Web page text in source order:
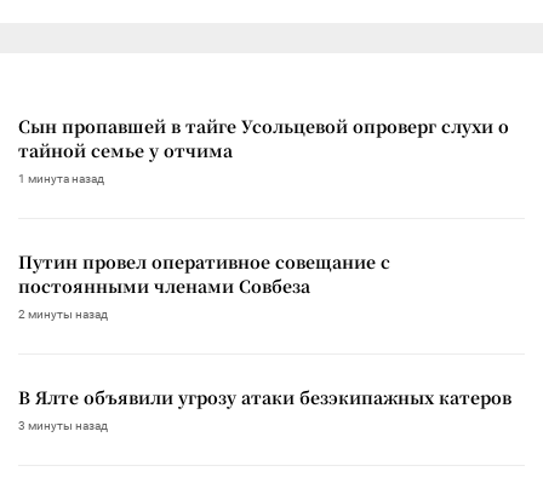
Сын пропавшей в тайге Усольцевой опроверг слухи о
тайной семье у отчима
1 минута назад
Путин провел оперативное совещание с
постоянными членами Совбеза
2 минуты назад
В Ялте объявили угрозу атаки безэкипажных катеров
3 минуты назад